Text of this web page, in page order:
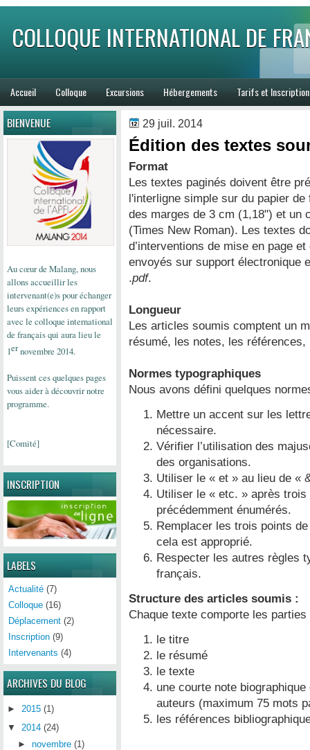
COLLOQUE INTERNATIONAL DE
Accueil Colloque Excursions Hébergements Tarifs et
29 juil. 2014
Édition des textes
Format
Les textes paginés doivent être
l'interligne simple sur du papier
des marges de 3 cm (1,18") et un
(Times New Roman). Les textes
d’interventions de mise en page
envoyés sur support électronique
.pdf.
Longueur
Les articles soumis comptent un
résumé, les notes, les
Normes typographiques
Nous avons défini quelques
Mettre un accent sur les
nécessaire.
Vérifier l’utilisation des
des organisations.
Utiliser le « et » au lieu de «
Utiliser le « etc. » après
précédemment énumérés.
Remplacer les trois points
cela est approprié.
Respecter les autres règles
français.
Structure des articles soumis :
Chaque texte comporte les
le titre
le résumé
le texte
une courte note
auteurs (maximum 75 mots
les références
BIENVENUE
Au cœur de Malang, nous
allonsaccueillirles
intervenant(e)s pouréchanger
leurs expériences enrapport
avec le colloque international
de françaisqui aura lieu le
1ernovembre 2014.
Puissent ces quelques pages
vous aider à découvrir notre
programme.
[Comité]
INSCRIPTION
LABELS
Actualité (7)
Colloque (16)
Déplacement (2)
Inscription (9)
Intervenants (4)
ARCHIVES DU BLOG
► 2015 (1)
▼ 2014 (24)
►novembre (1)